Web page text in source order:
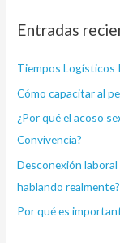
a
p
o
r
:
Entradas
Tiempos Logísticos
Cómo capacitar al
¿Por qué el acoso
Convivencia?
Desconexión
hablando realmente?
Por qué es